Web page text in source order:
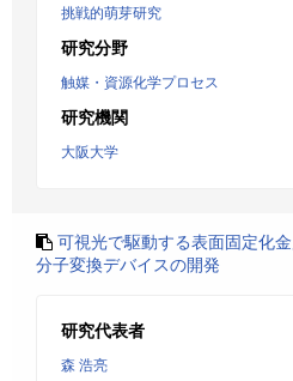
挑戦的萌芽研究
研究分野
触媒・資源化学プロセス
研究機関
大阪大学
可視光で駆動する表面固定化
分子変換デバイスの開発
研究代表者
森 浩亮